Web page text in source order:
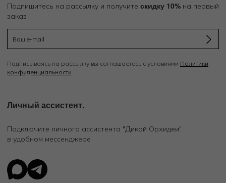
Подпишитесь на рассылку и получите скидку 10% на первый
заказ
Подписываясь на рассылку вы соглашаетесь с условиями Политики
конфиденциальности
Личный ассистент.
Подключите личного ассистента "Дикой Орхидеи"
в удобном мессенджере